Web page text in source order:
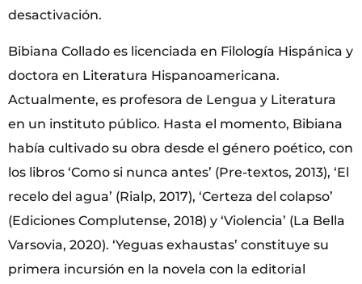
desactivación.
Bibiana Collado es licenciada en Filología Hispánica y
doctora en Literatura Hispanoamericana.
Actualmente, es profesora de Lengua y Literatura
en un instituto público. Hasta el momento, Bibiana
había cultivado su obra desde el género poético, con
los libros ‘Como si nunca antes’ (Pre-textos, 2013), ‘El
recelo del agua’ (Rialp, 2017), ‘Certeza del colapso’
(Ediciones Complutense, 2018) y ‘Violencia’ (La Bella
Varsovia, 2020). ‘Yeguas exhaustas’ constituye su
primera incursión en la novela con la editorial